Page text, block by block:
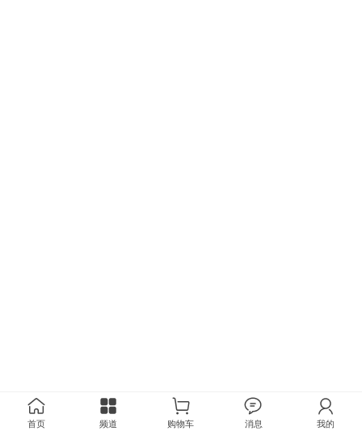
首页 频道 购物车 消息 我的